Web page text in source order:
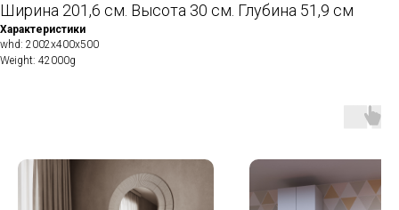
Ширина 201,6 см. Высота 30 см. Глубина 51,9 см
Характеристики
whd: 2002x400x500
Weight: 42000g